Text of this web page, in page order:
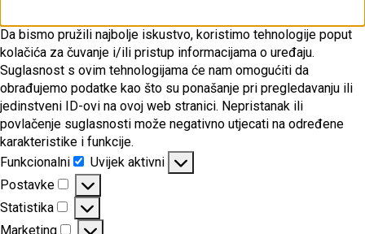
Da bismo pružili najbolje iskustvo, koristimo tehnologije poput
kolačića za čuvanje i/ili pristup informacijama o uređaju.
Suglasnost s ovim tehnologijama će nam omogućiti da
obrađujemo podatke kao što su ponašanje pri pregledavanju ili
jedinstveni ID-ovi na ovoj web stranici. Nepristanak ili
povlačenje suglasnosti može negativno utjecati na određene
karakteristike i funkcije.
Funkcionalni
Funkcionalni
Uvijek aktivni
Postavke
Postavke
Statistika
Statistika
Marketing